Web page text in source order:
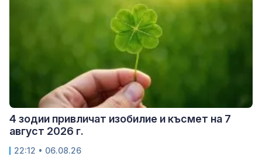
4 зодии привличат изобилие и късмет на 7
август 2026 г.
22:12 • 06.08.26